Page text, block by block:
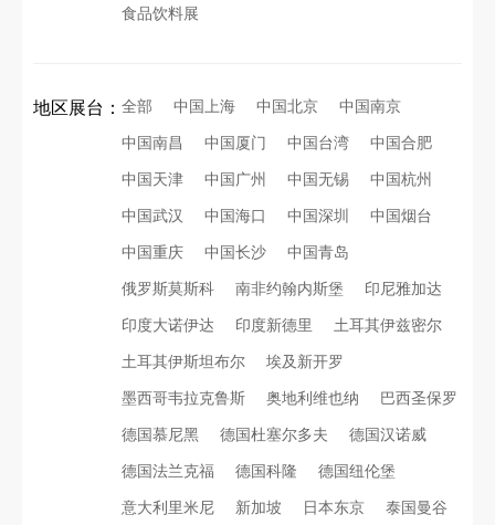
食品饮料展
地区展台： 全部 中国上海 中国北京 中国南京
中国南昌 中国厦门 中国台湾 中国合肥
中国天津 中国广州 中国无锡 中国杭州
中国武汉 中国海口 中国深圳 中国烟台
中国重庆 中国长沙 中国青岛
俄罗斯莫斯科 南非约翰内斯堡 印尼雅加达
印度大诺伊达 印度新德里 土耳其伊兹密尔
土耳其伊斯坦布尔 埃及新开罗
墨西哥韦拉克鲁斯 奥地利维也纳 巴西圣保罗
德国慕尼黑 德国杜塞尔多夫 德国汉诺威
德国法兰克福 德国科隆 德国纽伦堡
意大利里米尼 新加坡 日本东京 泰国曼谷